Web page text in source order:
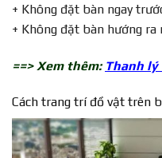
+ Không đặt bàn ngay
+ Không đặt bàn hướng
==> Xem thêm: Thanh lý
Cách trang trí đồ vật trên